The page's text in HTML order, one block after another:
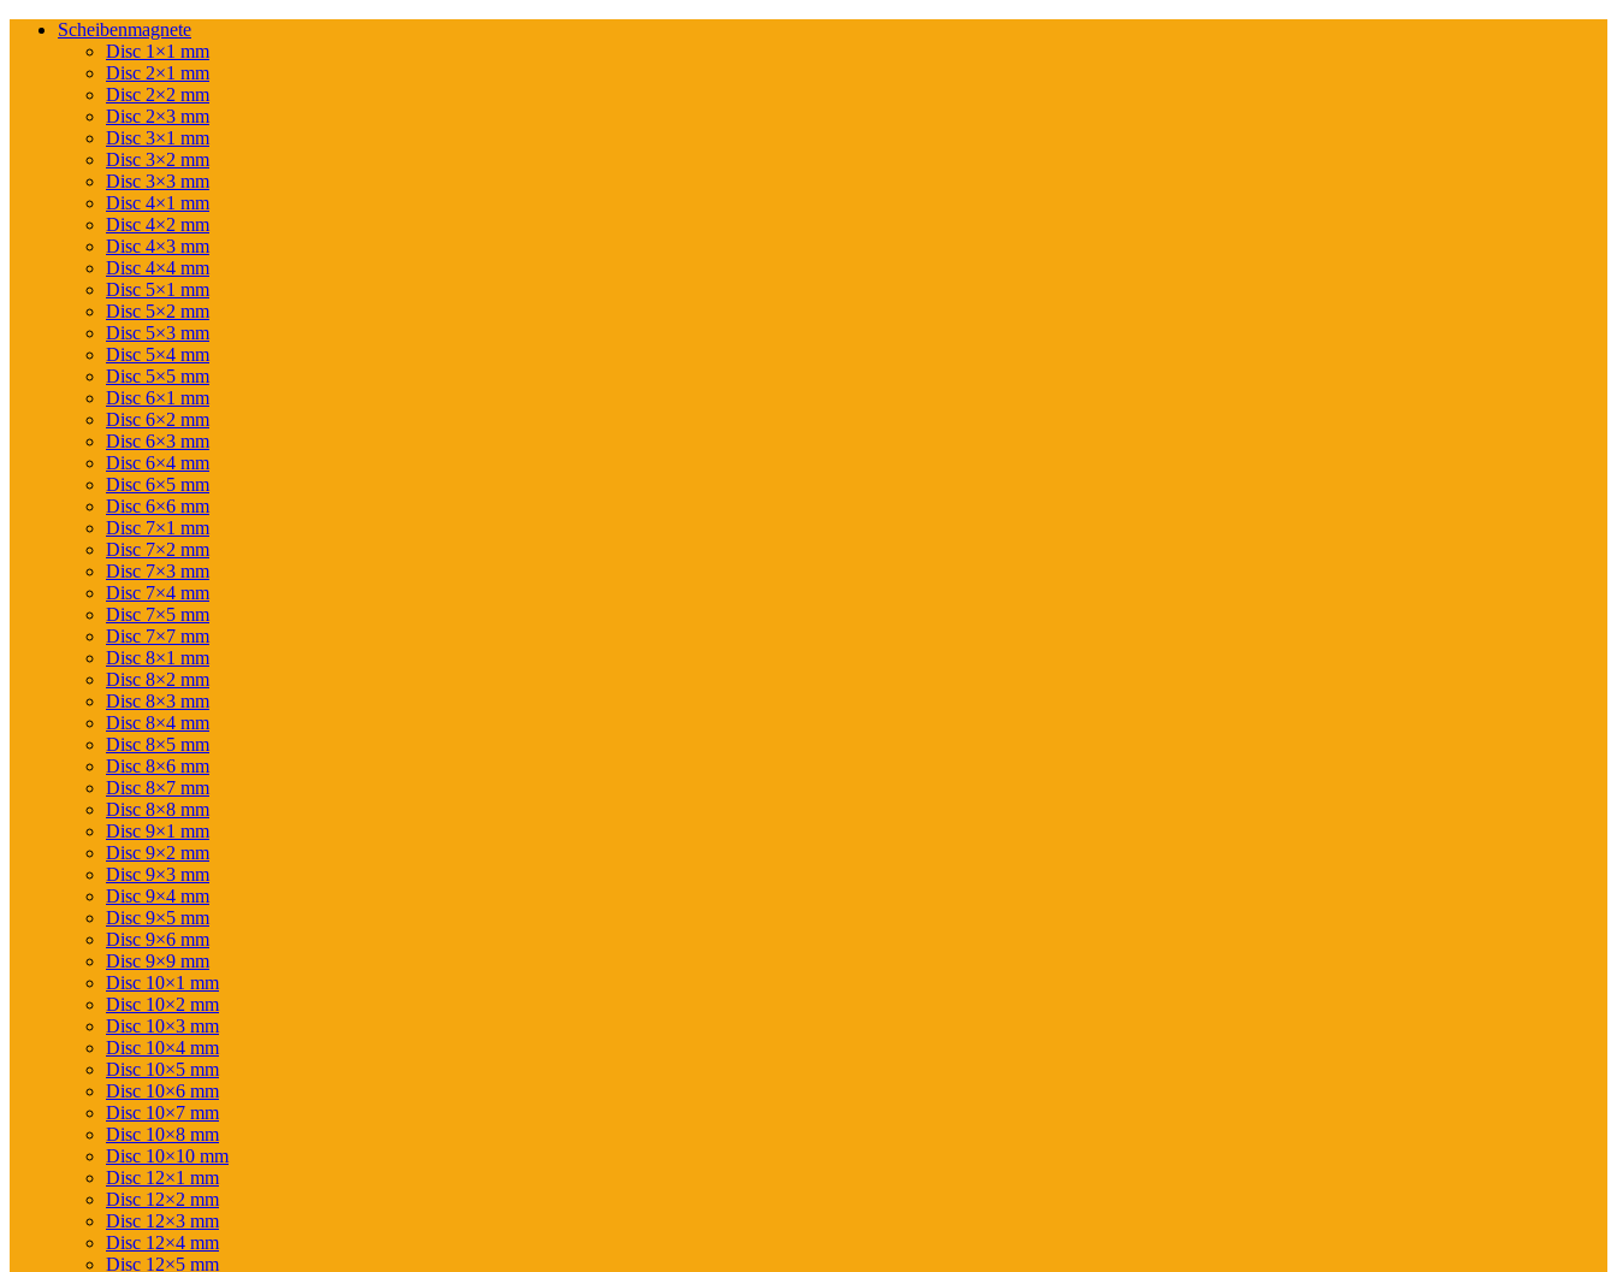
Scheibenmagnete
Disc 1×1 mm
Disc 2×1 mm
Disc 2×2 mm
Disc 2×3 mm
Disc 3×1 mm
Disc 3×2 mm
Disc 3×3 mm
Disc 4×1 mm
Disc 4×2 mm
Disc 4×3 mm
Disc 4×4 mm
Disc 5×1 mm
Disc 5×2 mm
Disc 5×3 mm
Disc 5×4 mm
Disc 5×5 mm
Disc 6×1 mm
Disc 6×2 mm
Disc 6×3 mm
Disc 6×4 mm
Disc 6×5 mm
Disc 6×6 mm
Disc 7×1 mm
Disc 7×2 mm
Disc 7×3 mm
Disc 7×4 mm
Disc 7×5 mm
Disc 7×7 mm
Disc 8×1 mm
Disc 8×2 mm
Disc 8×3 mm
Disc 8×4 mm
Disc 8×5 mm
Disc 8×6 mm
Disc 8×7 mm
Disc 8×8 mm
Disc 9×1 mm
Disc 9×2 mm
Disc 9×3 mm
Disc 9×4 mm
Disc 9×5 mm
Disc 9×6 mm
Disc 9×9 mm
Disc 10×1 mm
Disc 10×2 mm
Disc 10×3 mm
Disc 10×4 mm
Disc 10×5 mm
Disc 10×6 mm
Disc 10×7 mm
Disc 10×8 mm
Disc 10×10 mm
Disc 12×1 mm
Disc 12×2 mm
Disc 12×3 mm
Disc 12×4 mm
Disc 12×5 mm